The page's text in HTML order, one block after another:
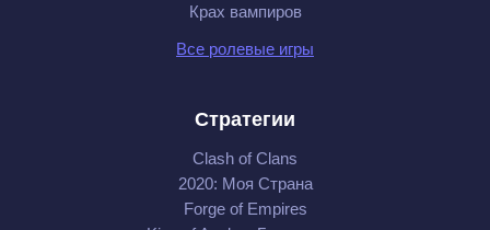
Крах вампиров
Все ролевые игры
Стратегии
Clash of Clans
2020: Моя Cтрана
Forge of Empires